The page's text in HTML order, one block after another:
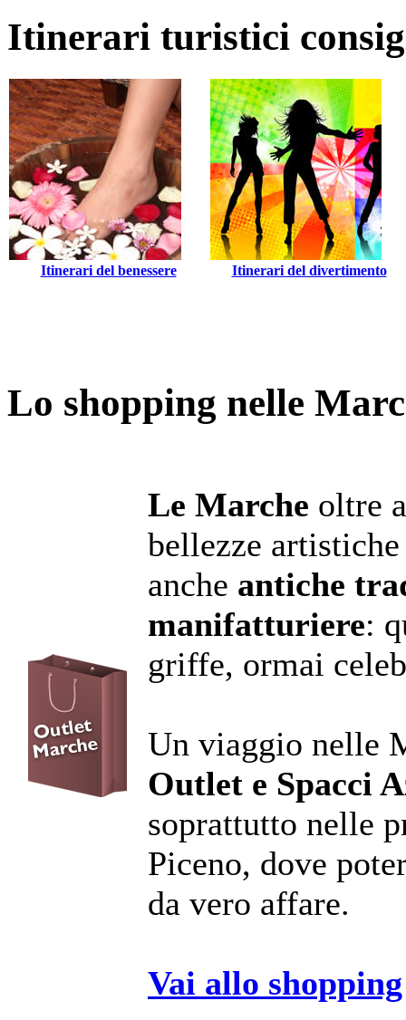
Itinerari turistici
Itinerari del benessere Itinerari del divertimento
Lo shopping nelle
Le Marche oltre
bellezze
anche antiche
manifatturiere:
griffe, ormai
Un viaggio nelle
Outlet e Spacci
soprattutto nelle
Piceno, dove
da vero affare.
Vai allo